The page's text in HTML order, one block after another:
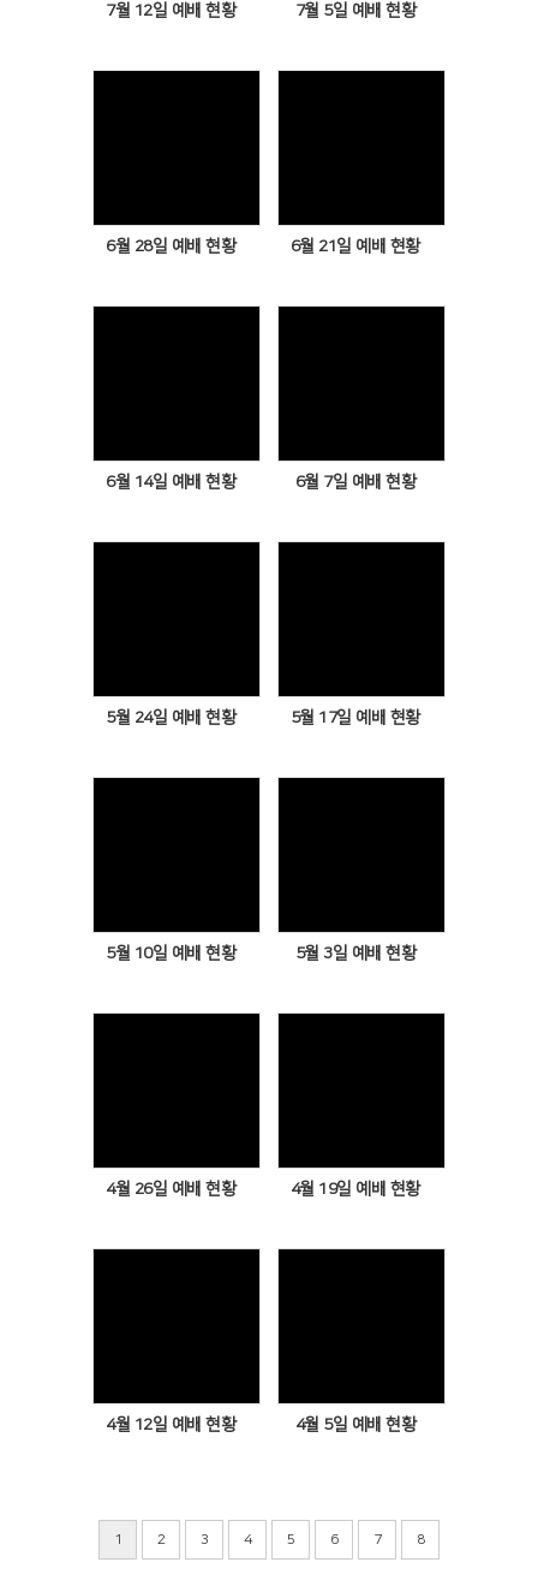
7월 12일 예배 현황 7월 5일 예배 현황
6월 28일 예배 현황 6월 21일 예배 현황
6월 14일 예배 현황 6월 7일 예배 현황
5월 24일 예배 현황 5월 17일 예배 현황
5월 10일 예배 현황 5월 3일 예배 현황
4월 26일 예배 현황 4월 19일 예배 현황
4월 12일 예배 현황 4월 5일 예배 현황
1 2 3 4 5 6 7 8